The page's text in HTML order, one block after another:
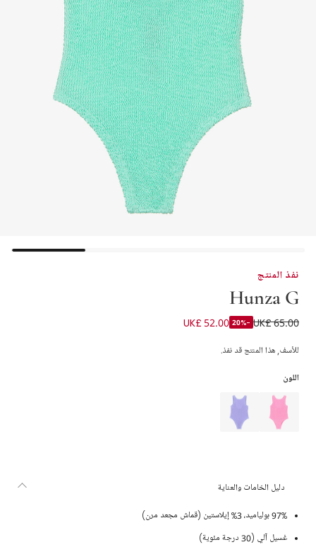
نفذ المنتج
Hunza G
مايوه بتصميم مجعد لون أخضر نعناعي للبنات
UK£ 65.00
-20%
UK£ 52.00
للأسف, هذا المنتج قد نفذ.
اللون
دليل الخامات والعناية
97% بولياميد، 3% إيلاستين (قماش مجعد مرن)
غسيل آلي (30 درجة مئوية)